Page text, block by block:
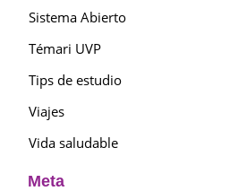
Sistema Abierto
Témari UVP
Tips de estudio
Viajes
Vida saludable
Meta